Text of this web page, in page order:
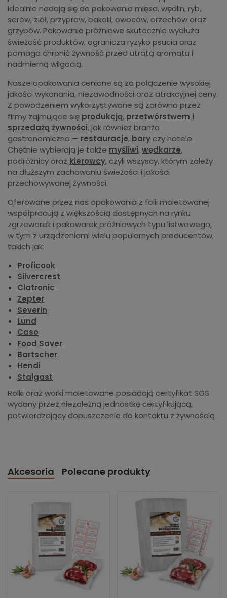
Idealnie nadają się do pakowania mięsa, wędlin, ryb,
serów, ziół, przypraw, bakalii, owoców, orzechów oraz
grzybów. Pakowanie próżniowe skutecznie wydłuża
świeżość produktów, ogranicza ryzyko psucia oraz
pomaga chronić żywność przed utratą aromatu i
nadmierną wilgocią.
Nasze opakowania cenione są za połączenie wysokiej
jakości wykonania, niezawodności oraz atrakcyjnej ceny.
Z powodzeniem wykorzystywane są zarówno przez
firmy zajmujące się produkcją, przetwórstwem i
sprzedażą żywności, jak również branża
gastronomiczna — restauracje, bary czy hotele.
Chętnie wybierają je także myśliwi,wędkarze,
podróżnicy oraz kierowcy, czyli wszyscy, którym zależy
na dłuższym zachowaniu świeżości i jakości
przechowywanej żywności.
Oferowane przez nas opakowania z folii moletowanej
współpracują z większością dostępnych na rynku
zgrzewarek i pakowarek próżniowych typu listwowego,
w tym z urządzeniami wielu popularnych producentów,
takich jak:
Proficook
Silvercrest
Clatronic
Zepter
Severin
Lund
Caso
Food Saver
Bartscher
Hendi
Stalgast
Rolki oraz worki moletowane posiadają certyfikat SGS
wydany przez niezależną jednostkę certyfikującą,
potwierdzający dopuszczenie do kontaktu z żywnością.
Akcesoria Polecane produkty